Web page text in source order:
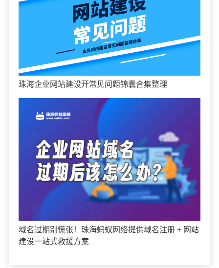
珠海企业网站建设开常见问题锦囊合集整理
域名过期别慌张！珠海蚂蚁网络提供域名注册 + 网站
建设一站式救援方案